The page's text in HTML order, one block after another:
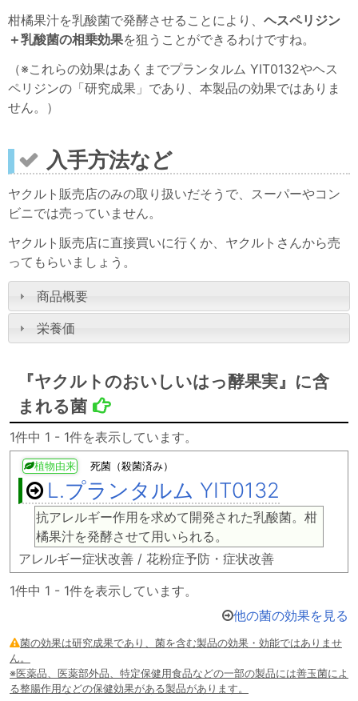
柑橘果汁を乳酸菌で発酵させることにより、 ヘスペリジン
＋乳酸菌の相乗効果を狙うことができるわけですね。
（※これらの効果はあくまでプランタルム YIT0132やヘス
ペリジンの「研究成果」であり、本製品の効果ではありま
せん。）
入手方法など
ヤクルト販売店のみの取り扱いだそうで、スーパーやコン
ビニでは売っていません。
ヤクルト販売店に直接買いに行くか、ヤクルトさんから売
ってもらいましょう。
商品概要
栄養価
『ヤクルトのおいしいはっ酵果実』に含
まれる菌
1件中 1 - 1件を表示しています。
植物由来 死菌（殺菌済み）
L.プランタルム YIT0132
抗アレルギー作用を求めて開発された乳酸菌。柑
橘果汁を発酵させて用いられる。
アレルギー症状改善 / 花粉症予防・症状改善
1件中 1 - 1件を表示しています。
他の菌の効果を見る
菌の効果は研究成果であり、菌を含む製品の効果・効能ではありませ
ん。
※医薬品、医薬部外品、特定保健用食品などの一部の製品には善玉菌によ
る整腸作用などの保健効果がある製品があります。